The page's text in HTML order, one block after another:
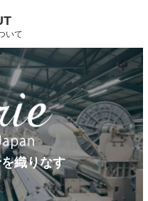
いて
織りなす